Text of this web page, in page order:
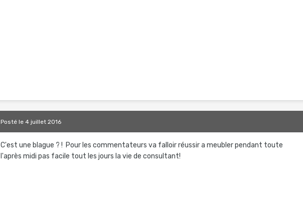
Postéle 4 juillet 2016
C'est une blague ? ! Pour les commentateurs va falloir réussir a meubler pendant toute
l'après midi pas facile tout les jours la vie de consultant!